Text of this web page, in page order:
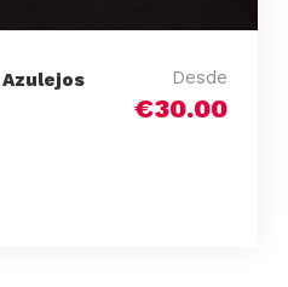
Desde
€30.00